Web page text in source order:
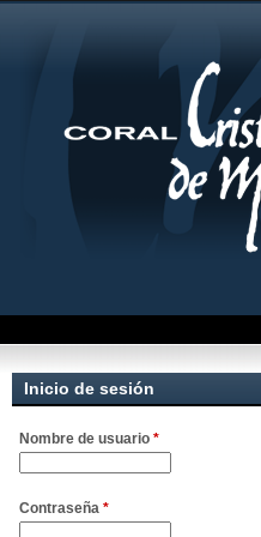
Inicio de sesión
Nombre de usuario *
Contraseña *